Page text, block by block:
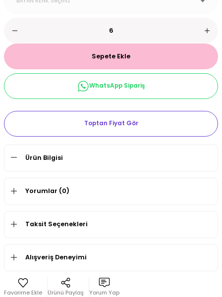
Sepete Ekle
WhatsApp Sipariş
Toptan Fiyat Gör
Ürün Bilgisi
Yorumlar (0)
Taksit Seçenekleri
Alışveriş Deneyimi
Ürünü Paylaş Yorum Yap